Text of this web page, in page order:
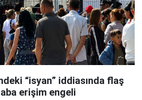
“isyan” iddiasında flaş
erişim engeli